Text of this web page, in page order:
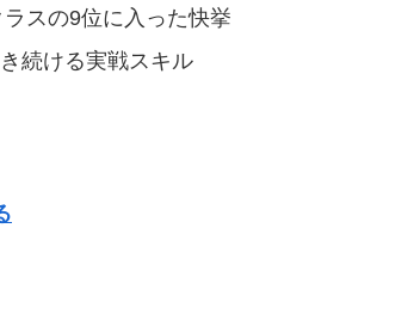
スの9位に入った快挙
続ける実戦スキル